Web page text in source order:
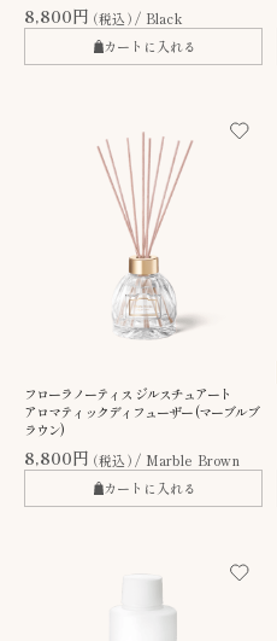
8,800円（税込） Black
カートに入れる
フローラノーティス ジルスチュアート
アロマティックディフューザー (マーブルブ
ラウン)
8,800円（税込） Marble Brown
カートに入れる